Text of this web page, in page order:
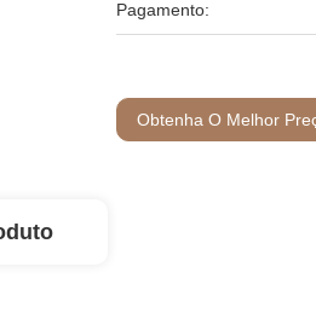
Pagamento:
Obtenha O Melhor